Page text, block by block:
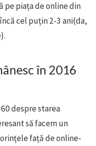
piața de online din
cel puțin 2-3 ani(da,
în 2016
despre starea
să facem un
față de online-